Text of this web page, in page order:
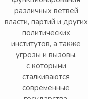
различных ветвей
власти, партий и других
политических
институтов, а также
угрозы и вызовы,
с которыми
сталкиваются
современные